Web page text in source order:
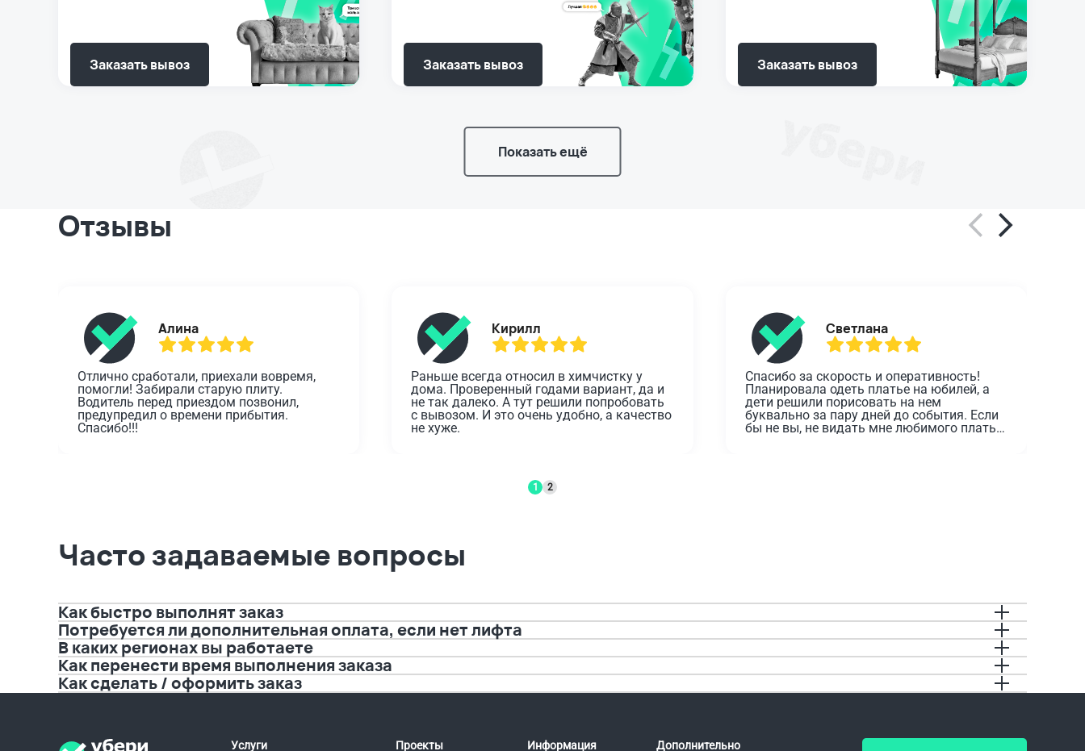
Заказать вывоз Заказать вывоз Заказать вывоз
Показать ещё
Отзывы
Алина
Отлично сработали, приехали вовремя,
помогли! Забирали старую плиту.
Водитель перед приездом позвонил,
предупредил о времени прибытия.
Спасибо!!!
Кирилл
Раньше всегда относил в химчистку у
дома. Проверенный годами вариант, да и
не так далеко. А тут решили попробовать
с вывозом. И это очень удобно, а качество
не хуже.
Светлана
Спасибо за скорость и оперативность!
Планировала одеть платье на юбилей, а
дети решили порисовать на нем
буквально за пару дней до события. Если
бы не вы, не видать мне любимого платья
1 2
Часто задаваемые вопросы
Как быстро выполнят заказ
Потребуется ли дополнительная оплата, если нет лифта
В каких регионах вы работаете
Как перенести время выполнения заказа
Как сделать / оформить заказ
Услуги Проекты Информация Дополнительно